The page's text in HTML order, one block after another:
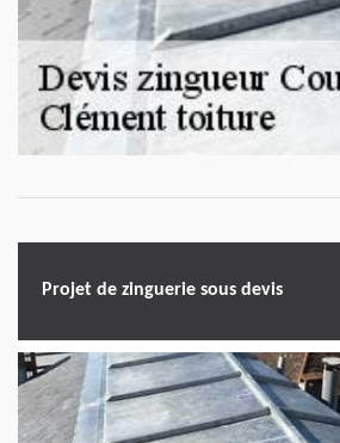
Projet de zinguerie sous devis